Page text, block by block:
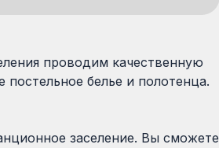
проводим качественную
постельное белье и полотенца.
заселение. Вы сможете